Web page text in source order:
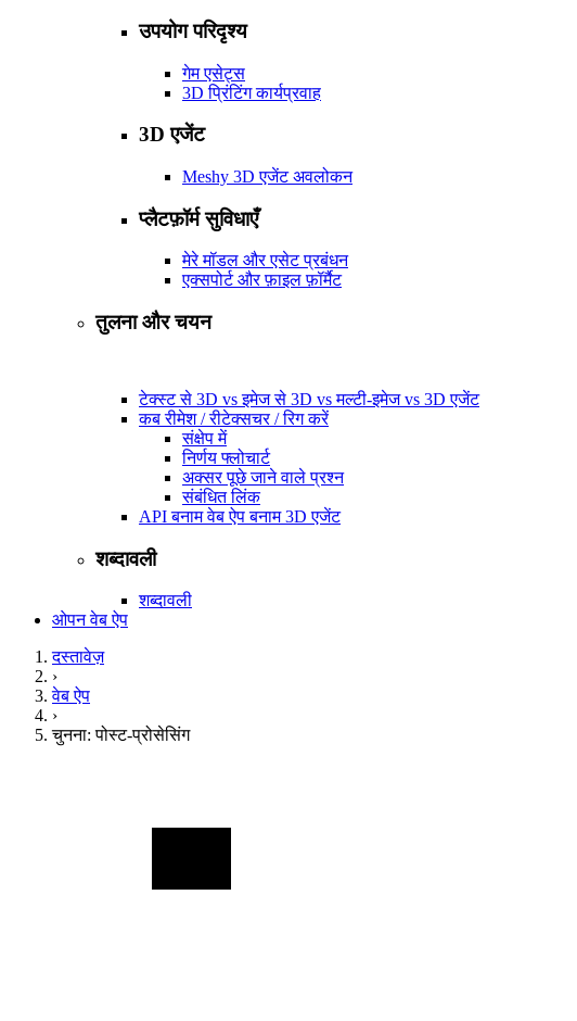
उपयोग परिदृश्य
गेम एसेट्स
3D प्रिंटिंग कार्यप्रवाह
3D एजेंट
Meshy 3D एजेंट अवलोकन
प्लैटफ़ॉर्म सुविधाएँ
मेरे मॉडल और एसेट प्रबंधन
एक्सपोर्ट और फ़ाइल फ़ॉर्मैट
तुलना और चयन
टेक्स्ट से 3D vs इमेज से 3D vs मल्टी-इमेज vs 3D एजेंट
कब रीमेश / रीटेक्सचर / रिग करें
संक्षेप में
निर्णय फ्लोचार्ट
अक्सर पूछे जाने वाले प्रश्न
संबंधित लिंक
API बनाम वेब ऐप बनाम 3D एजेंट
शब्दावली
शब्दावली
ओपन वेब ऐप
दस्तावेज़
›
वेब ऐप
›
चुनना: पोस्ट-प्रोसेसिंग